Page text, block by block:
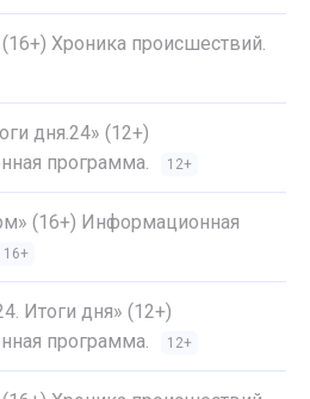
Хроника происшествий.
дня.24» (12+)
программа.
12+
(16+) Информационная
16+
Итоги дня» (12+)
программа.
12+